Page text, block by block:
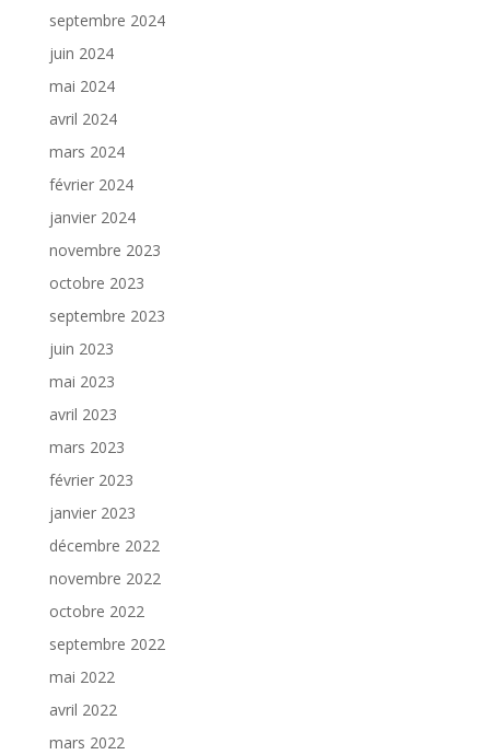
septembre 2024
juin 2024
mai 2024
avril 2024
mars 2024
février 2024
janvier 2024
novembre 2023
octobre 2023
septembre 2023
juin 2023
mai 2023
avril 2023
mars 2023
février 2023
janvier 2023
décembre 2022
novembre 2022
octobre 2022
septembre 2022
mai 2022
avril 2022
mars 2022